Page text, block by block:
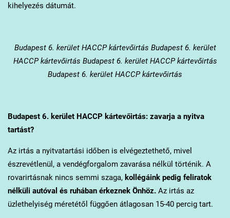
kihelyezés dátumát.
Budapest 6. kerületHACCP kártevőirtás Budapest 6. kerület
HACCP kártevőirtás Budapest 6. kerület HACCP kártevőirtás
Budapest 6. kerület HACCP kártevőirtás
Budapest 6. kerület HACCP kártevőirtás: zavarja a nyitva
tartást?
Az irtás a nyitvatartási időben is elvégeztethető, mivel
észrevétlenül, a vendégforgalom zavarása nélkül történik. A
rovarirtásnak nincs semmi szaga, kollégáink pedig feliratok
nélküli autóval és ruhában érkeznek Önhöz. Az irtás az
üzlethelyiség méretétől függően átlagosan 15-40 percig tart.